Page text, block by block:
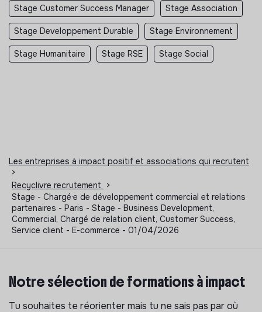
Stage Customer Success Manager Stage Association
Stage Developpement Durable Stage Environnement
Stage Humanitaire Stage RSE Stage Social
Les entreprises à impact positif et associations qui recrutent
>
Recyclivre recrutement
>
Stage - Chargé·e de développement commercial et relations
partenaires - Paris - Stage - Business Development,
Commercial, Chargé de relation client, Customer Success,
Service client - E-commerce - 01/04/2026
Notre sélection de formations à impact
Tu souhaites te réorienter mais tu ne sais pas par où